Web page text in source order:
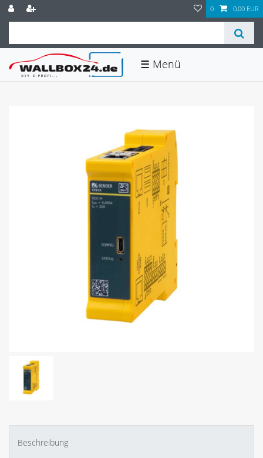
0 0,00 EUR
☰
Beschreibung